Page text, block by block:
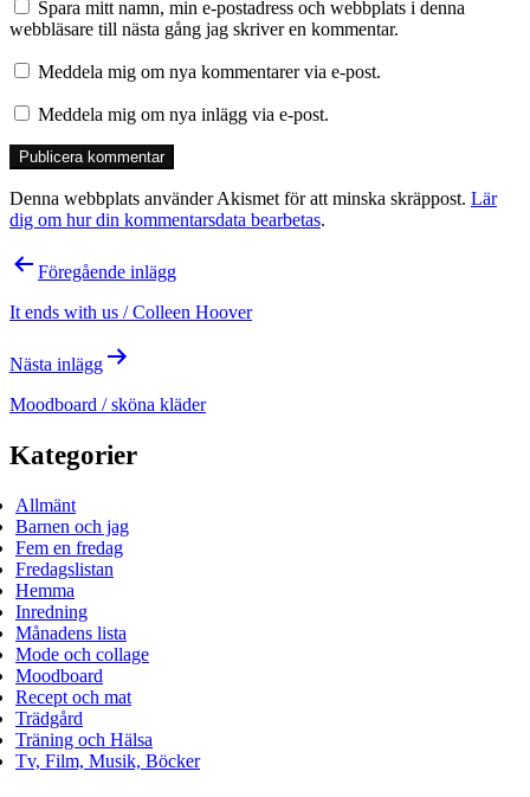
Spara mitt namn, min e-postadress och webbplats i denna
webbläsare till nästa gång jag skriver en kommentar.
Meddela mig om nya kommentarer via e-post.
Meddela mig om nya inlägg via e-post.
Denna webbplats använder Akismet för att minska skräppost. Lär
dig om hur din kommentarsdata bearbetas.
Inläggsnavigering
Föregående inlägg
It ends with us / Colleen Hoover
Nästa inlägg
Moodboard / sköna kläder
Kategorier
Allmänt
Barnen och jag
Fem en fredag
Fredagslistan
Hemma
Inredning
Månadens lista
Mode och collage
Moodboard
Recept och mat
Trädgård
Träning och Hälsa
Tv, Film, Musik, Böcker